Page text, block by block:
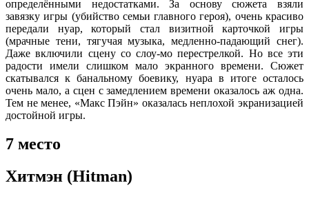
определёнными недостатками. За основу сюжета взяли
завязку игры (убийство семьи главного героя), очень красиво
передали нуар, который стал визитной карточкой игры
(мрачные тени, тягучая музыка, медленно-падающий снег).
Даже включили сцену со слоу-мо перестрелкой. Но все эти
радости имели слишком мало экранного времени. Сюжет
скатывался к банальному боевику, нуара в итоге осталось
очень мало, а сцен с замедлением времени оказалось аж одна.
Тем не менее, «Макс Пэйн» оказалась неплохой экранизацией
достойной игры.
7 место
Хитмэн (Hitman)